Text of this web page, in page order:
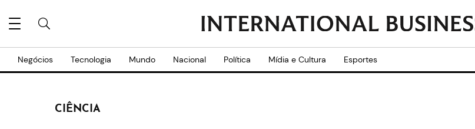
Negócios Tecnologia Mundo Nacional Política Mídia e Cultura Esportes
CIÊNCIA